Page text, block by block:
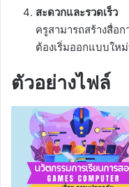
สะดวกและรวดเร็ว
ครูสามารถสร้างสื่อก
ต้องเริ่มออกแบบให
ตัวอย่างไฟล์